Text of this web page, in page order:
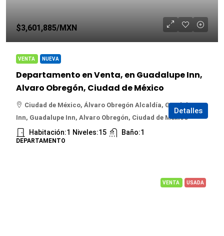
$3,601,885/MXN
VENTA NUEVA
Departamento en Venta, en Guadalupe Inn,
Alvaro Obregón, Ciudad de México
Ciudad de México, Álvaro Obregón Alcaldía, Guadalupe
Inn, Guadalupe Inn, Alvaro Obregón, Ciudad de México
Habitación:1 Niveles:15 Baño:1
DEPARTAMENTO
Detalles
VENTA USADA